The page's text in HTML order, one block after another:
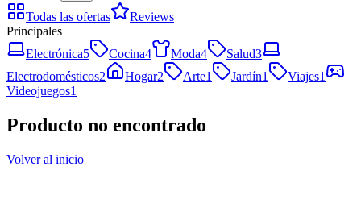
Todas las ofertas
Reviews
Principales
Electrónica5 Cocina4 Moda4 Salud3
Electrodomésticos2 Hogar2 Arte1 Jardín1 Viajes1
Videojuegos1
Producto no encontrado
Volver al inicio